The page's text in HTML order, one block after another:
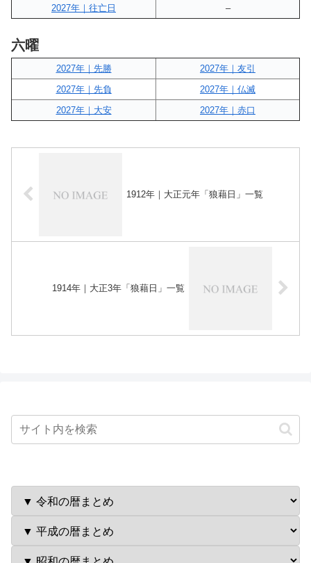
2027年｜往亡日
–
六曜
2027年｜先勝
2027年｜友引
2027年｜先負
2027年｜仏滅
2027年｜大安
2027年｜赤口
1912年｜大正元年「狼藉日」一覧
1914年｜大正3年「狼藉日」一覧